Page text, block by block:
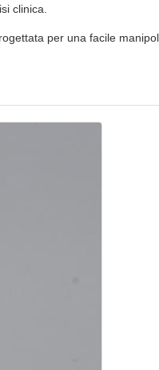
clinica.
per una facile